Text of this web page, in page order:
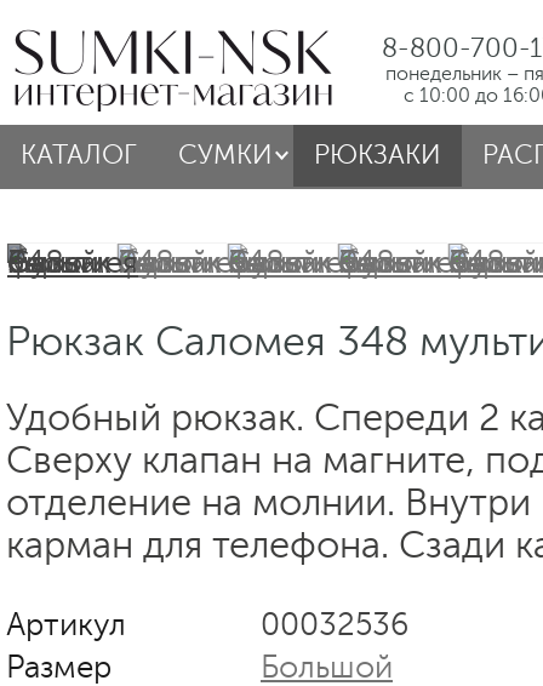
8-800-700-
понедельник –
с 10:00 до
КАТАЛОГ СУМКИ РЮКЗАКИ
Рюкзак Саломея 348
Удобный рюкзак. Спереди 2
Сверху клапан на магните,
отделение на молнии.
карман для телефона. Сзади
Артикул
00032536
Размер
Большой